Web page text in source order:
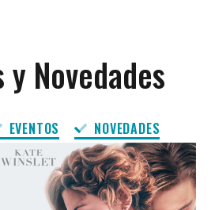
y Novedades
EVENTOS NOVEDADES